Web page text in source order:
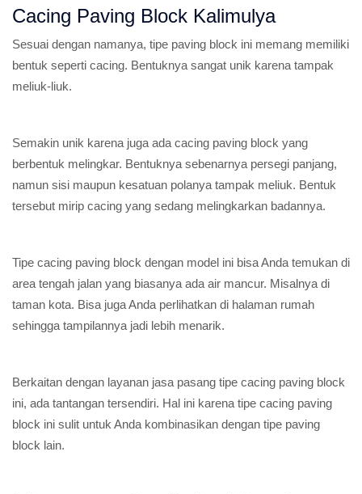
Cacing Paving Block Kalimulya
Sesuai dengan namanya, tipe paving block ini memang memiliki
bentuk seperti cacing. Bentuknya sangat unik karena tampak
meliuk-liuk.
Semakin unik karena juga ada cacing paving block yang
berbentuk melingkar. Bentuknya sebenarnya persegi panjang,
namun sisi maupun kesatuan polanya tampak meliuk. Bentuk
tersebut mirip cacing yang sedang melingkarkan badannya.
Tipe cacing paving block dengan model ini bisa Anda temukan di
area tengah jalan yang biasanya ada air mancur. Misalnya di
taman kota. Bisa juga Anda perlihatkan di halaman rumah
sehingga tampilannya jadi lebih menarik.
Berkaitan dengan layanan jasa pasang tipe cacing paving block
ini, ada tantangan tersendiri. Hal ini karena tipe cacing paving
block ini sulit untuk Anda kombinasikan dengan tipe paving
block lain.